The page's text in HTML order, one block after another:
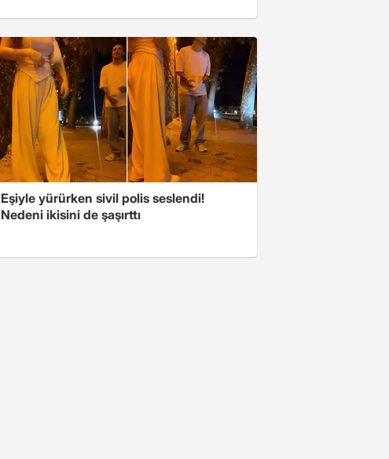
Eşiyle yürürken sivil polis seslendi!
Nedeni ikisini de şaşırttı